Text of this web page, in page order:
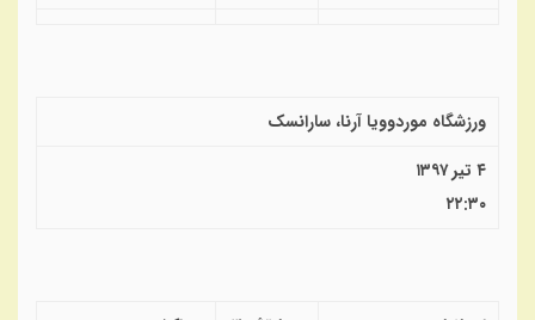
ورزشگاه موردوویا آرنا، سارانسک
۴ تیر ۱۳۹۷
۲۲:۳۰